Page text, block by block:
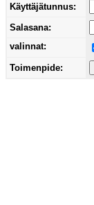
Käyttäjätunnus:
Salasana:
valinnat:
Toimenpide: